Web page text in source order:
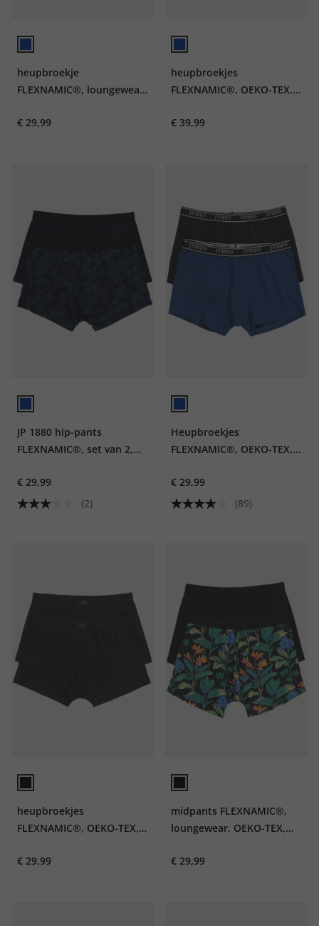
heupbroekje
FLEXNAMIC®, loungewear,
onderbroek, tot 8XL
€ 29,99
heupbroekjes
FLEXNAMIC®, OEKO-TEX,
8XL
€ 39,99
JP 1880 hip-pants
FLEXNAMIC®, set van 2,
€ 29,99
(2)
Heupbroekjes
FLEXNAMIC®, OEKO-TEX,
8XL
€ 29,99
(89)
heupbroekjes
FLEXNAMIC®, OEKO-TEX,
8XL
€ 29,99
midpants FLEXNAMIC®,
loungewear, OEKO-TEX,
8XL
€ 29,99